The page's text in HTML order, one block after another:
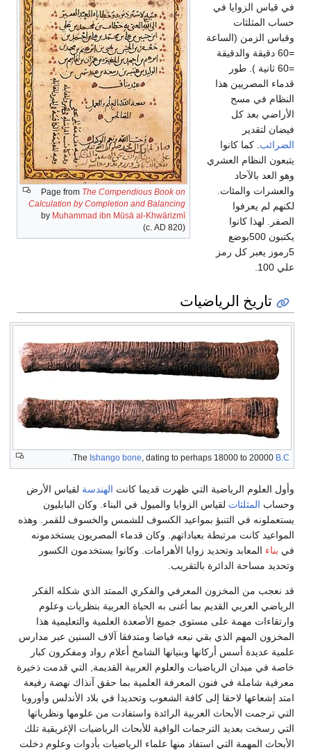
Page from The Compendious Book on
Calculation by Completion and Balancing
by Muhammad ibn Mūsā al-Khwārizmī
(c. AD 820)
في قياس الزوايا في
حساب المثلثات
وقباس الزمن (الساعة
=60 دقيقة والدقيقة
=60 ثانية ). طور
قدماء المصريين هذا
النظام في مسح
الأراضي بعد كل
فيضان لتقدير
الضرائب . كما كانوا
يتبعون النظام العشري
وهو العد بالآحاد
والعشرات والمئات.
لكنهم لم يعرفوا
الصفر. لهذا كانوا
يكتبون 500بوضع
5رموز يعبر كل رمز
علي 100.
تاريخ الرياضيات
The Ishango bone , dating to perhaps 18000 to 20000 B.C.
وأول العلوم الرياضية التي ظهرت قديما كانت الهندسة لقياس الأرض
وحساب المثلثات لقياس الزوايا والميول في البناء. وكان البابليون
يستعملونه في التنبؤ بمواعيد الكسوف للشمس والخسوف للقمر. وهذه
المواعيد كانت مرتبطة بعباداتهم. وكان قدماء المصريون يستخدمونه
في بناء المعابد وتحديد زوايا الأهرامات. وكانوا يستخدمون الكسور
وتحديد مساحة الدائرة بالتقريب.
قد نعجب من المخزون المعرفي والفكري الممتد الذي شكله الفكر
الرياضي العربي القديم بما أغنى به الحياة العربية بنظريات وعلوم
وارتقاءات مهمة على مستوى جميع الأصعدة العلمية والتعليمية هذا
المخزون المهم الذي بقي نبعه فياضا ومتدفقا آلاف السنين عبر مدارس
علمية عديدة أسس أركانها وبنيانها الشامخ أعلام رواد ومفكرون كبار
خاصة في ميدان الرياضيات والعلوم العربية القديمة, التي قدمت ذخيرة
معرفية شاملة في فنون المعرفة العلمية بما حقق آنذاك نهضة رفيعة
امتد إشعاعها لاحقا إلى كافة الشعوب وتحديدا في بلاد الأندلس وأوروبا
التي ترجمت الأبحاث العربية الرائدة واستفادت من علومها ونظرياتها
التي رسخت بعديد الترجمات الوافية للأبحاث الرياضيات الإغريقية تلك
الأبحاث المهمة التي استفاد منها علماء الرياضيات بأدوات وعلوم دخلت